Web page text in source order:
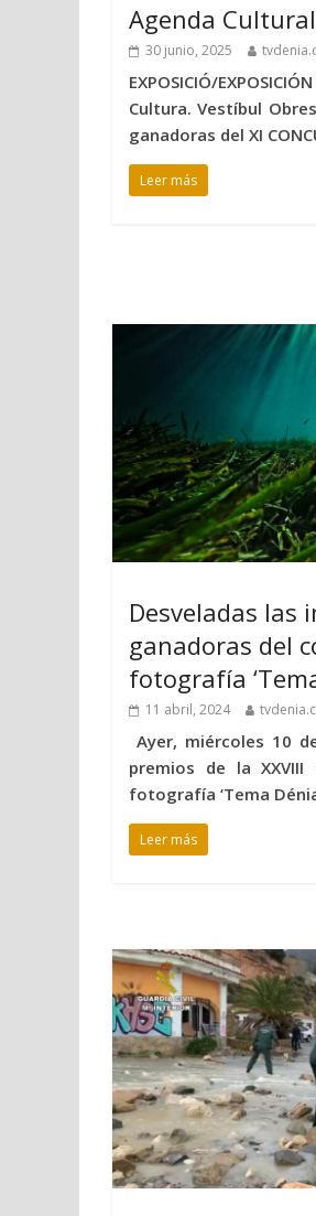
Agenda
30 junio, 2025
EXPOSICIÓ/
Cultura. Vestíbul
ganadoras del XI
Leer más
Desveladas las
ganadoras del
fotografía
11 abril, 2024
Ayer, miércoles 10
premios de la
fotografía ‘Tema
Leer más